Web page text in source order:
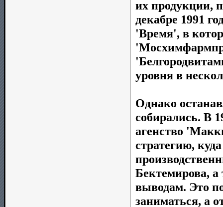
их продукции,
декабре 1991
'Время', в
уровня в
Однако
собирались. В
агенство
стратегию,
Бектемирова,
выводам. Это
заниматься, а